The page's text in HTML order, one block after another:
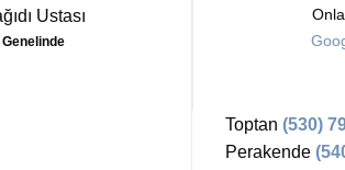
Ustası
Genelinde
Toptan (530)
Perakende